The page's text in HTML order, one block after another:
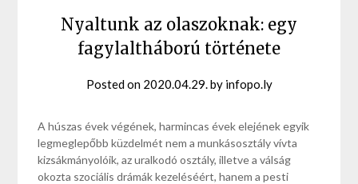
Nyaltunk az olaszoknak: egy
fagylaltháború története
Posted on 2020.04.29.by infopo.ly
A húszas évek végének, harmincas évek elejének egyik
legmeglepőbb küzdelmét nem a munkásosztály vívta
kizsákmányolóik, az uralkodó osztály, illetve a válság
okozta szociális drámák kezeléséért, hanem a pesti